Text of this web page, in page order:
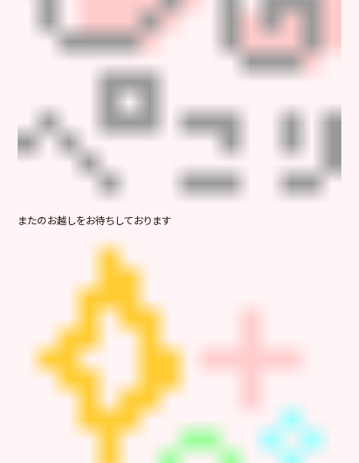
またのお越しをお待ちしております